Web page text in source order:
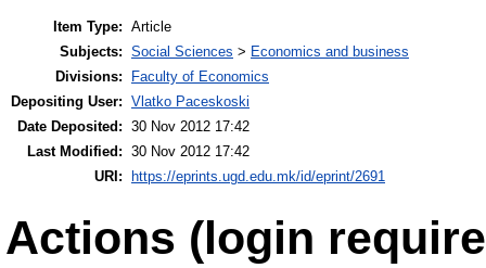
Item Type: Article
Subjects: Social Sciences > Economics and business
Divisions:
Faculty of Economics
Depositing User: Vlatko Paceskoski
Date Deposited: 30 Nov 2012 17:42
Last Modified: 30 Nov 2012 17:42
URI:
https://eprints.ugd.edu.mk/id/eprint/2691
Actions (login